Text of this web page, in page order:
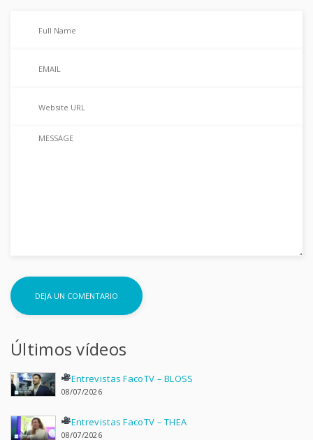
Últimos vídeos
Entrevistas FacoTV – BLOSS
08/07/2026
Entrevistas FacoTV – THEA
08/07/2026